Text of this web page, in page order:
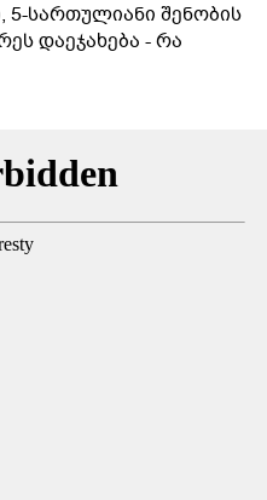
5-სართულიანი შენობის
დაეჯახება - რა